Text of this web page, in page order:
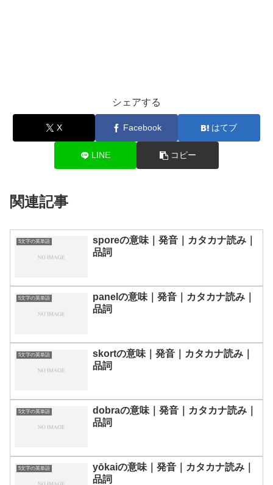
シェアする
X Facebook はてブ
LINE コピー
関連記事
5文字の英単語
sporeの意味｜発音｜カタカナ読み｜
品詞
5文字の英単語
panelの意味｜発音｜カタカナ読み｜
品詞
5文字の英単語
skortの意味｜発音｜カタカナ読み｜
品詞
5文字の英単語
dobraの意味｜発音｜カタカナ読み｜
品詞
5文字の英単語
yōkaiの意味｜発音｜カタカナ読み｜
品詞